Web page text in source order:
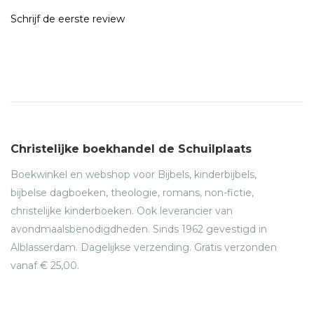
Schrijf de eerste review
Christelijke boekhandel de Schuilplaats
Boekwinkel en webshop voor Bijbels, kinderbijbels,
bijbelse dagboeken, theologie, romans, non-fictie,
christelijke kinderboeken. Ook leverancier van
avondmaalsbenodigdheden. Sinds 1962 gevestigd in
Alblasserdam. Dagelijkse verzending. Gratis verzonden
vanaf € 25,00.